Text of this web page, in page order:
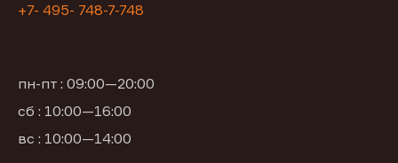
+7- 495- 748-7-748
пн-пт : 09:00—20:00
сб : 10:00—16:00
вс : 10:00—14:00